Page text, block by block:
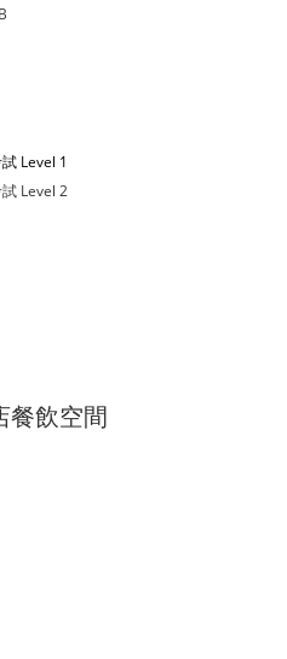
Level 1
Level 2
餐飲空間